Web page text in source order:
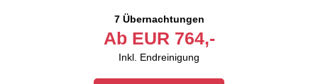
7 Übernachtungen
Ab EUR 764,-
Inkl. Endreinigung